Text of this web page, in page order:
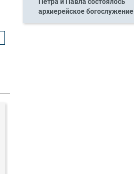
Петра и Павла состоялось
архиерейское богослужение